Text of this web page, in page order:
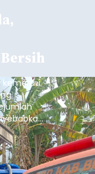
kemarau
dan
Desa